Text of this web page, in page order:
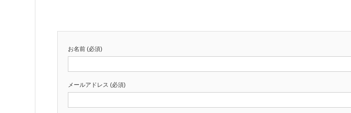
お名前 (必須)
メールアドレス (必須)